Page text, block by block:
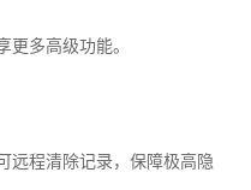
多高级功能。
远程清除记录，保障极高隐